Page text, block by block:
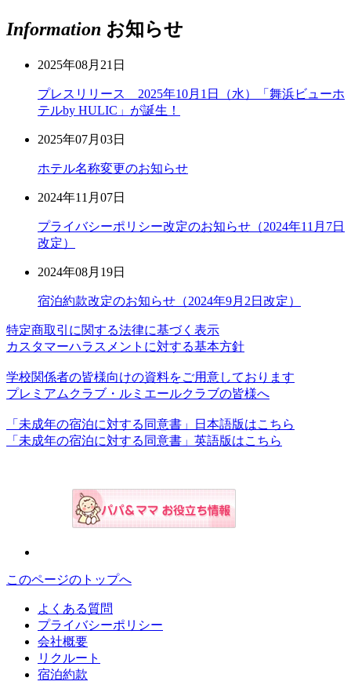
Information お知らせ
2025年08月21日
プレスリリース 2025年10月1日（水）「舞浜ビューホ
テルby HULIC」が誕生！
2025年07月03日
ホテル名称変更のお知らせ
2024年11月07日
プライバシーポリシー改定のお知らせ（2024年11月7日
改定）
2024年08月19日
宿泊約款改定のお知らせ（2024年9月2日改定）
特定商取引に関する法律に基づく表示
カスタマーハラスメントに対する基本方針
学校関係者の皆様向けの資料をご用意しております
プレミアムクラブ・ルミエールクラブの皆様へ
「未成年の宿泊に対する同意書」日本語版はこちら
「未成年の宿泊に対する同意書」英語版はこちら
このページのトップへ
よくある質問
プライバシーポリシー
会社概要
リクルート
宿泊約款